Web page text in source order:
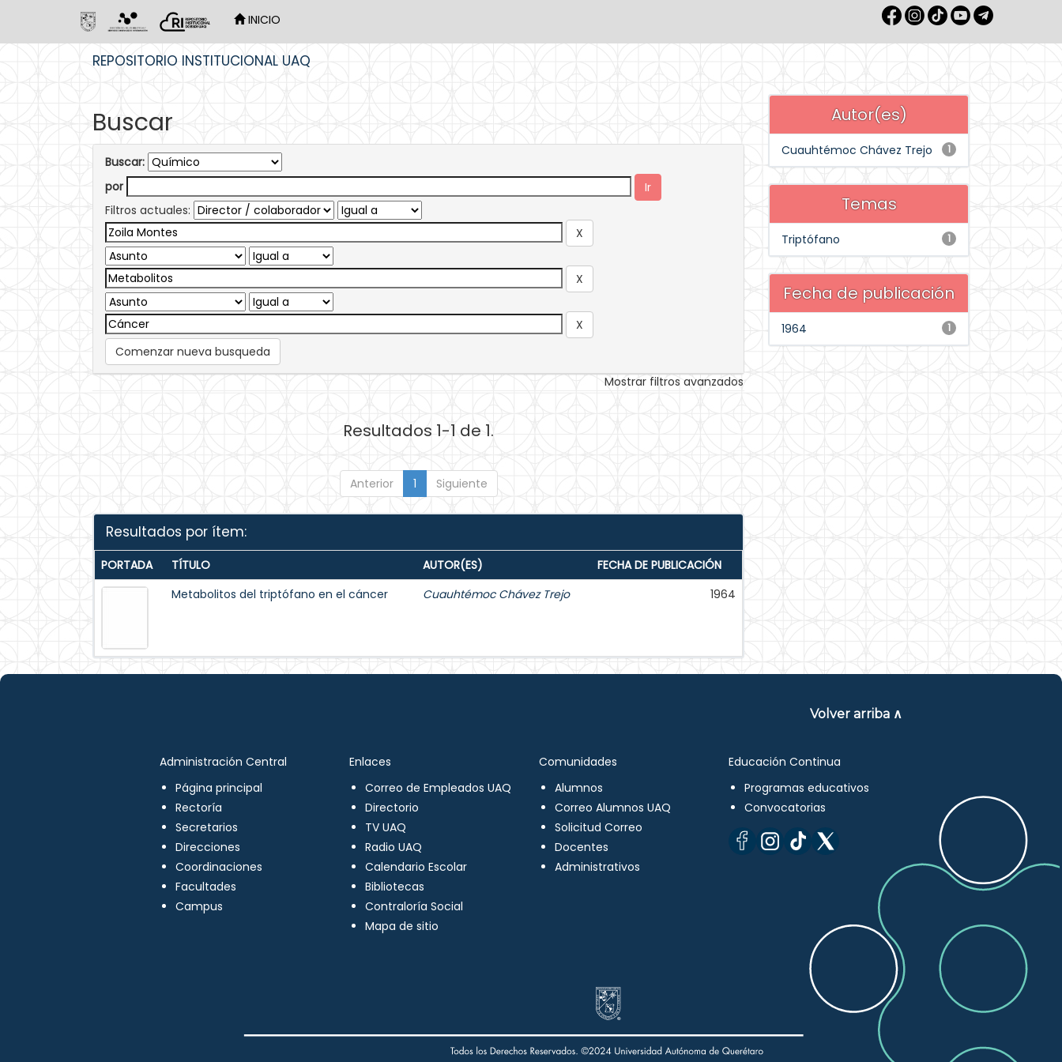
INICIO
REPOSITORIO INSTITUCIONAL UAQ
Buscar
Buscar:
por
Filtros actuales:
Comenzar nueva busqueda
Mostrar filtros avanzados
Resultados 1-1 de 1.
Anterior 1 Siguiente
Resultados por ítem:
PORTADA TÍTULO AUTOR(ES)
FECHA DE PUBLICACIÓN
Metabolitos del triptófano en el cáncer
Cuauhtémoc Chávez Trejo 1964
Autor(es)
1
Cuauhtémoc Chávez Trejo
Temas
1
Triptófano
Fecha de publicación
1
1964
Volver arriba ∧
Administración Central
Página principal
Rectoría
Secretarios
Direcciones
Coordinaciones
Facultades
Campus
Enlaces
Correo de Empleados UAQ
Directorio
TV UAQ
Radio UAQ
Calendario Escolar
Bibliotecas
Contraloría Social
Mapa de sitio
Comunidades
Alumnos
Correo Alumnos UAQ
Solicitud Correo
Docentes
Administrativos
Educación Continua
Programas educativos
Convocatorias